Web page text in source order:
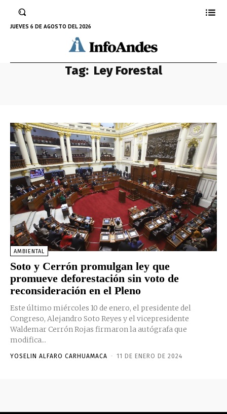
JUEVES 6 DE AGOSTO DEL 2026
Tag: Ley Forestal
AMBIENTAL
Soto y Cerrón promulgan ley que
promueve deforestación sin voto de
reconsideración en el Pleno
Este último miércoles 10 de enero, el presidente del
Congreso, Alejandro Soto Reyes y el vicepresidente
Waldemar Cerrón Rojas firmaron la autógrafa que
modifica...
YOSELIN ALFARO CARHUAMACA - 11 DE ENERO DE 2024